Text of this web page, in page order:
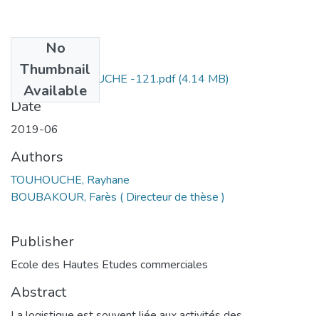
No
Thumbnail
Available
Rayhane TOUHOUCHE -121.pdf(4.14 MB)
Date
2019-06
Authors
TOUHOUCHE, Rayhane
BOUBAKOUR, Farès ( Directeur de thèse )
Publisher
Ecole des Hautes Etudes commerciales
Abstract